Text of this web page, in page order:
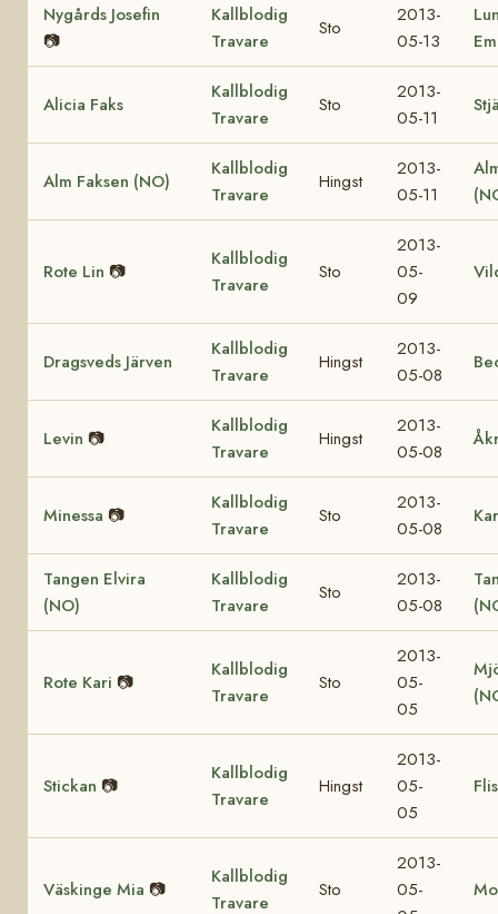
Nygårds Josefin
📷
Kallblodig
Travare
Sto
2013-
05-13
Alicia Faks
Kallblodig
Travare
Sto
2013-
05-11
Alm Faksen (NO)
Kallblodig
Travare
Hingst
2013-
05-11
Rote Lin 📷
Kallblodig
Travare
Sto
2013-
05-
09
Dragsveds Järven
Kallblodig
Travare
Hingst
2013-
05-08
Levin 📷
Kallblodig
Travare
Hingst
2013-
05-08
Minessa 📷
Kallblodig
Travare
Sto
2013-
05-08
Tangen Elvira
(NO)
Kallblodig
Travare
Sto
2013-
05-08
Rote Kari 📷
Kallblodig
Travare
Sto
2013-
05-
05
Stickan 📷
Kallblodig
Travare
Hingst
2013-
05-
05
Väskinge Mia 📷
Kallblodig
Travare
Sto
2013-
05-